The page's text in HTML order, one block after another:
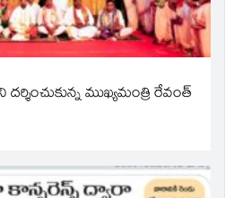
ముఖ్యమంత్రి రేవంత్